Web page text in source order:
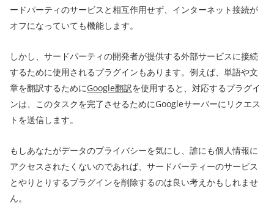
ードパーティのサービスと相互作用せず、インターネット接続が
オフになっていても機能します。
しかし、サードパーティの開発者が提供する外部サービスに接続
するために使用されるプラグインもあります。例えば、単語や文
章を翻訳するためにGoogle翻訳を使用すると、対応するプラグイ
ンは、このタスクを完了させるためにGoogleサーバーにリクエス
トを送信します。
もしあなたがデータのプライバシーを気にし、誰にも個人情報に
アクセスされたくないのであれば、サードパーティーのサービス
とやりとりするプラグインを削除するのは良い考えかもしれませ
ん。